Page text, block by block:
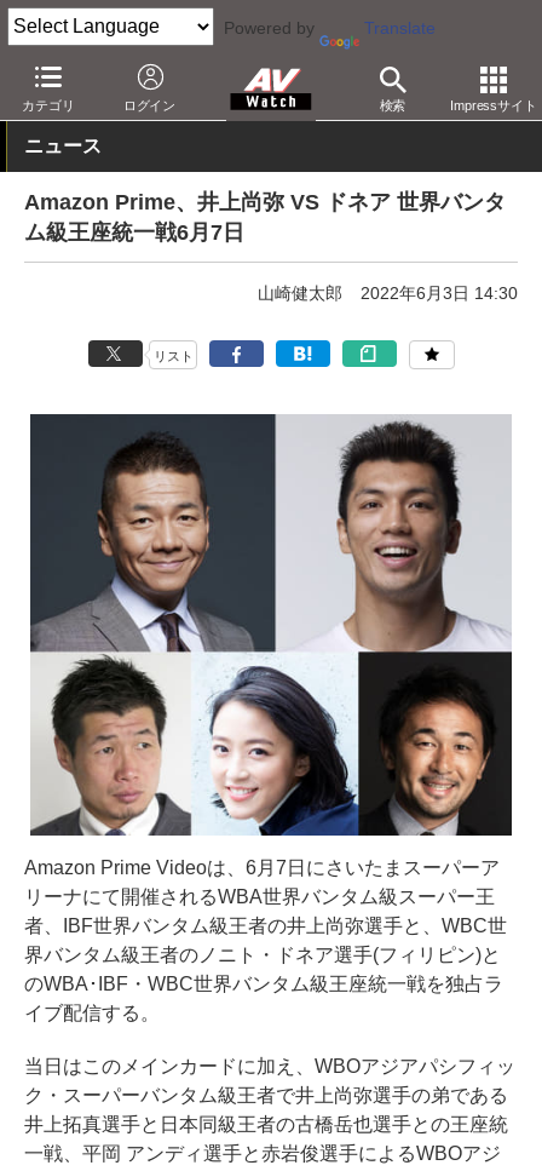
Powered by Translate
カテゴリ ログイン 検索 Impressサイト
AV Watch コンテンツ・サービス 映像配信 Amazonビデオ
ニュース
Amazon Prime、井上尚弥 VS ドネア 世界バンタ
ム級王座統一戦6月7日
山崎健太郎 2022年6月3日 14:30
リスト
Amazon Prime Videoは、6月7日にさいたまスーパーア
リーナにて開催されるWBA世界バンタム級スーパー王
者、IBF世界バンタム級王者の井上尚弥選手と、WBC世
界バンタム級王者のノニト・ドネア選手(フィリピン)と
のWBA･IBF・WBC世界バンタム級王座統一戦を独占ラ
イブ配信する。
当日はこのメインカードに加え、WBOアジアパシフィッ
ク・スーパーバンタム級王者で井上尚弥選手の弟である
井上拓真選手と日本同級王者の古橋岳也選手との王座統
一戦、平岡 アンディ選手と赤岩俊選手によるWBOアジ